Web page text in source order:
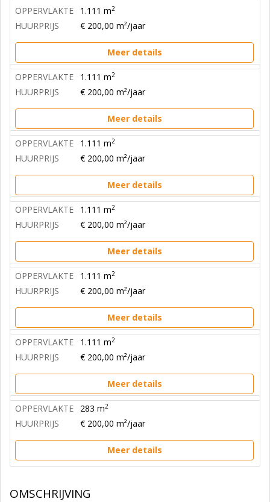
OPPERVLAKTE 1.111 m2
HUURPRIJS € 200,00 m²/jaar
Meer details
OPPERVLAKTE 1.111 m2
HUURPRIJS € 200,00 m²/jaar
Meer details
OPPERVLAKTE 1.111 m2
HUURPRIJS € 200,00 m²/jaar
Meer details
OPPERVLAKTE 1.111 m2
HUURPRIJS € 200,00 m²/jaar
Meer details
OPPERVLAKTE 1.111 m2
HUURPRIJS € 200,00 m²/jaar
Meer details
OPPERVLAKTE 1.111 m2
HUURPRIJS € 200,00 m²/jaar
Meer details
OPPERVLAKTE 283 m2
HUURPRIJS € 200,00 m²/jaar
Meer details
OMSCHRIJVING